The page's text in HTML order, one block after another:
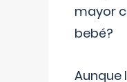
mayor
bebé?
Aunque